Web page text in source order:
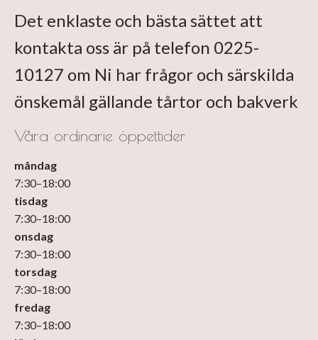
Det enklaste och bästa sättet att
kontakta oss är på telefon 0225-
10127 om Ni har frågor och särskilda
önskemål gällande tårtor och bakverk
Våra ordinarie öppettider
måndag
7:30–18:00
tisdag
7:30–18:00
onsdag
7:30–18:00
torsdag
7:30–18:00
fredag
7:30–18:00